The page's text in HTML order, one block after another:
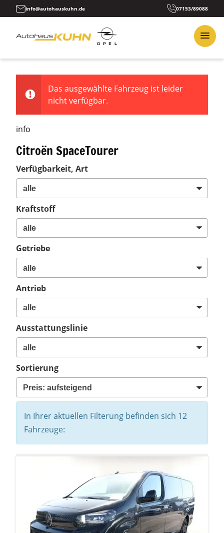
info@autohauskuhn.de 07153/89088
Das ausgewählte Fahrzeug ist leider
nicht verfügbar.
info
Citroën SpaceTourer
Verfügbarkeit, Art
Kraftstoff
Getriebe
Antrieb
Ausstattungslinie
Sortierung
In Ihrer aktuellen Filterung befinden sich 12
Fahrzeuge: